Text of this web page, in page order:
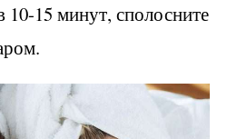
10-15 минут, сполосните